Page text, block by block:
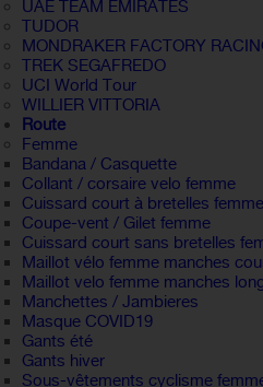
UAE TEAM EMIRATES
TUDOR
MONDRAKER FACTORY
TREK SEGAFREDO
UCI World Tour
WILLIER VITTORIA
Route
Femme
Bandana / Casquette
Collant / corsaire velo femme
Cuissard court à bretelles femme
Coupe-vent / Gilet femme
Cuissard court sans bretelles
Maillot vélo femme manches
Maillot velo femme manches
Manchettes / Jambieres
Masque COVID19
Gants été
Gants hiver
Sous-vêtements cyclisme